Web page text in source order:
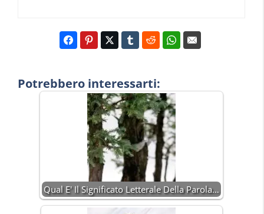
Potrebbero interessarti:
Qual E' Il Significato Letterale Della Parola…